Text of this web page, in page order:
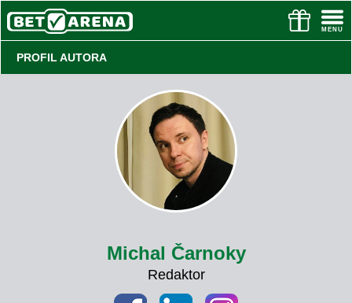
PROFIL AUTORA
Michal Čarnoky
Redaktor